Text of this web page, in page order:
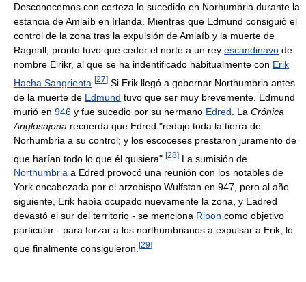
Desconocemos con certeza lo sucedido en Norhumbria durante la
estancia de Amlaíb en Irlanda. Mientras que Edmund consiguió el
control de la zona tras la expulsión de Amlaíb y la muerte de
Ragnall, pronto tuvo que ceder el norte a un rey escandinavo de
nombre Eirikr, al que se ha indentificado habitualmente con Erik
Hacha Sangrienta [27] Si Erik llegó a gobernar Northumbria antes
de la muerte de Edmund tuvo que ser muy brevemente. Edmund
murió en 946 y fue sucedio por su hermano Edred . La Crónica
Anglosajona recuerda que Edred "redujo toda la tierra de
Norhumbria a su control; y los escoceses prestaron juramento de
que harían todo lo que él quisiera". [28] La sumisión de
Northumbria a Edred provocó una reunión con los notables de
York encabezada por el arzobispo Wulfstan en 947, pero al año
siguiente, Erik había ocupado nuevamente la zona, y Eadred
devastó el sur del territorio - se menciona Ripon como objetivo
particular - para forzar a los northumbrianos a expulsar a Erik, lo
que finalmente consiguieron. [29]